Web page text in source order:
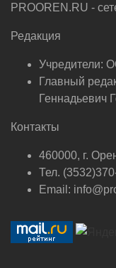
PROOREN.RU -
Редакция
Учредители:
Главный
Геннадьевич
Контакты
460000, г.
Тел.
Email: